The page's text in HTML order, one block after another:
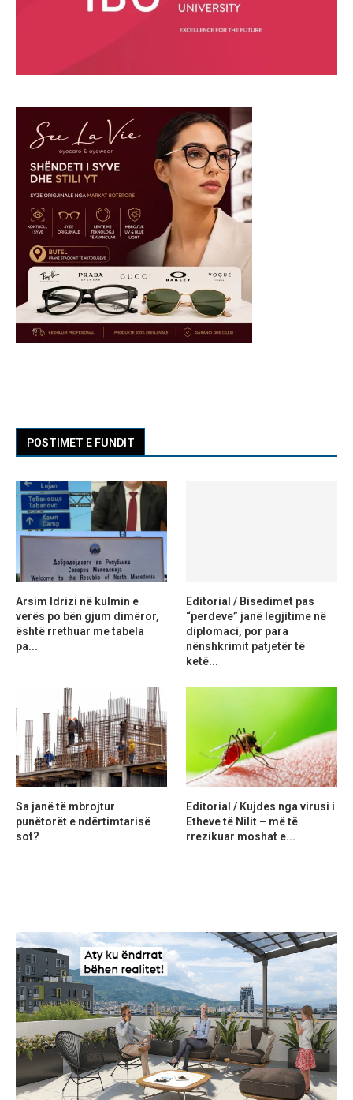
POSTIMET E FUNDIT
Arsim Idrizi në kulmin e
verës po bën gjum dimëror,
është rrethuar me tabela
pa...
Editorial / Bisedimet pas
“perdeve” janë legjitime në
diplomaci, por para
nënshkrimit patjetër të
ketë...
Sa janë të mbrojtur
punëtorët e ndërtimtarisë
sot?
Editorial / Kujdes nga virusi i
Etheve të Nilit – më të
rrezikuar moshat e...